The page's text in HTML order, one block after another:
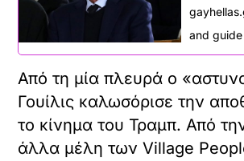
and guide
Από τη μία πλευρά ο
Γουίλις καλωσόρισε την
το κίνημα του Τραμπ. Από
άλλα μέλη των Village